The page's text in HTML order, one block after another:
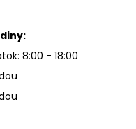
8:00 - 18:00